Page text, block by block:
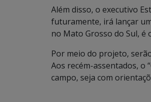
Além disso, o executivo
futuramente, irá lançar
no Mato Grosso do Sul, é
Por meio do projeto,
Aos recém-assentados, o
campo, seja com